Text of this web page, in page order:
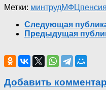
Метки: минтрудМФЦпенсия
Следующая
Предыдущая
Добавить